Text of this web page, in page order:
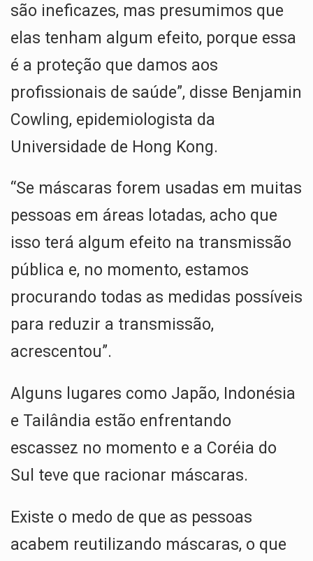
são ineficazes, mas presumimos que
elas tenham algum efeito, porque essa
é a proteção que damos aos
profissionais de saúde”, disse Benjamin
Cowling, epidemiologista da
Universidade de Hong Kong.
“Se máscaras forem usadas em muitas
pessoas em áreas lotadas, acho que
isso terá algum efeito na transmissão
pública e, no momento, estamos
procurando todas as medidas possíveis
para reduzir a transmissão,
acrescentou”.
Alguns lugares como Japão, Indonésia
e Tailândia estão enfrentando
escassez no momento e a Coréia do
Sul teve que racionar máscaras.
Existe o medo de que as pessoas
acabem reutilizando máscaras, o que